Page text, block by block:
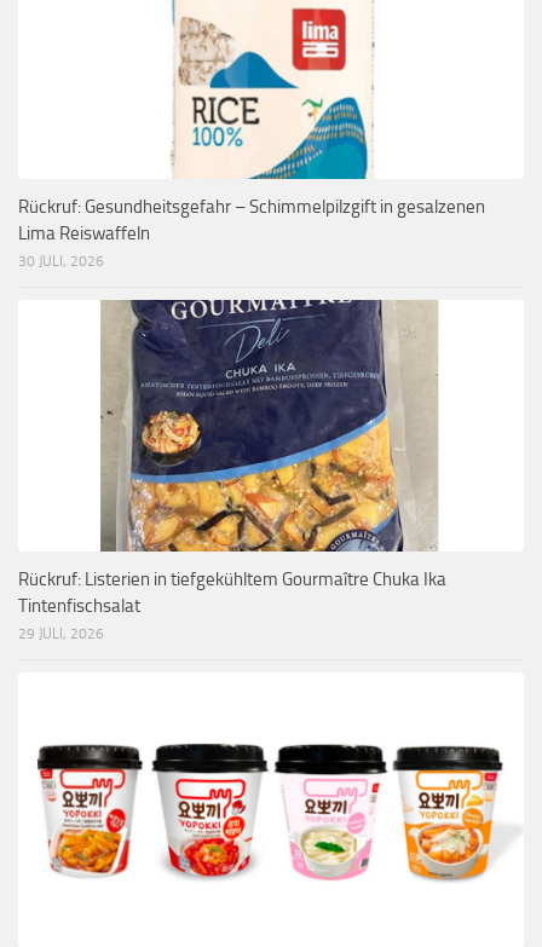
Rückruf: Gesundheitsgefahr – Schimmelpilzgift in gesalzenen
Lima Reiswaffeln
30 JULI, 2026
Rückruf: Listerien in tiefgekühltem Gourmaître Chuka Ika
Tintenfischsalat
29 JULI, 2026